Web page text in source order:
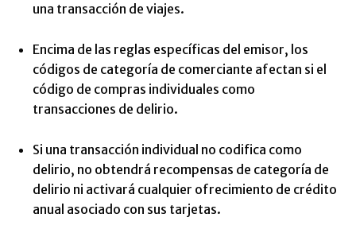
una transacción de viajes.
Encima de las reglas específicas del emisor, los
códigos de categoría de comerciante afectan si el
código de compras individuales como
transacciones de delirio.
Si una transacción individual no codifica como
delirio, no obtendrá recompensas de categoría de
delirio ni activará cualquier ofrecimiento de crédito
anual asociado con sus tarjetas.